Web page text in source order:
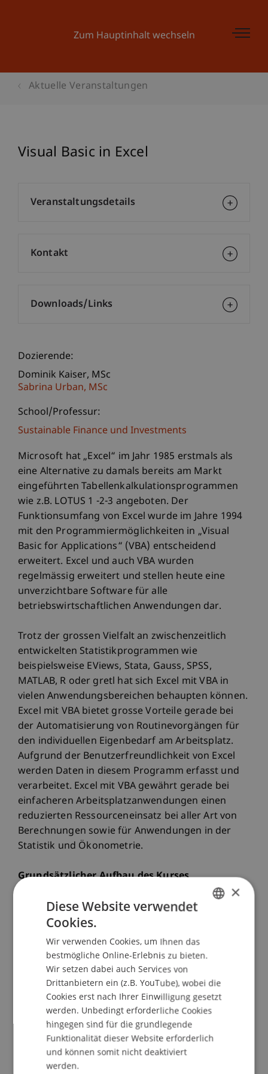
Zum Hauptinhalt wechseln
Aktuelle Veranstaltungen
Visual Basic in Excel
Dozierende:
Dominik Kaiser MSc
Sabrina Urban MSc
School/Professur:
Sustainable Finance und Investments
Microsoft hat „Excel“ im Jahr 1985 erstmals als
eine Alternative zu damals bereits am Markt
eingeführten Tabellenkalkulationsprogrammen
wie z.B. LOTUS 1 -2-3 angeboten. Der
Funktionsumfang von Excel wurde im Jahre 1994
mit den Programmiermöglichkeiten in „Visual
Basic for Applications“ (VBA) entscheidend
erweitert. Excel und auch VBA wurden
regelmässig erweitert und stellen heute eine
unverzichtbare Software für alle
betriebswirtschaftlichen Anwendungen dar.
Trotz der grossen Vielfalt an zwischenzeitlich
entwickelten Statistikprogrammen wie
beispielsweise EViews, Stata, Gauss, SPSS,
MATLAB, R oder gretl hat sich Excel mit VBA in
vielen Anwendungsbereichen behaupten können.
Excel mit VBA bietet grosse Vorteile gerade bei
der Automatisierung von Routinevorgängen für
den individuellen Eigenbedarf am Arbeitsplatz.
Aufgrund der Benutzerfreundlichkeit von Excel
werden Daten in diesem Programm erfasst und
verarbeitet. Excel mit VBA gewährt gerade bei
einfacheren Arbeitsplatzanwendungen einen
reduzierten Ressourceneinsatz bei aller Art von
Berechnungen sowie für Anwendungen in der
Statistik und Ökonometrie.
Grundsätzlicher Aufbau des Kurses
Die Zielsetzung dieses Kursangebotes besteht in
einer sehr praxisorientierten Vermittlung der
Programmiersprache VBA im
Tabellenkalkulationsprogramm Excel. Deshalb
werden zu Beginn die Grundlagen wie
beispielsweise die Definition von Variablen,
Schleifen und der Entwurf von
Nachrichtenfenstern besprochen und eingeübt.
Ausserdem wird auf die intuitive Nutzung und
Herleitung von VBA-Befehlen geachtet.
Aufgrund der Praxisnähe legt der Kurs einen
Veranstaltungsdetails
Kontakt
Downloads/Links
×
Diese Website verwendet
Cookies.
Wir verwenden Cookies, um Ihnen das
bestmögliche Online-Erlebnis zu bieten.
Wir setzen dabei auch Services von
Drittanbietern ein (z.B. YouTube), wobei die
Cookies erst nach Ihrer Einwilligung gesetzt
werden. Unbedingt erforderliche Cookies
hingegen sind für die grundlegende
Funktionalität dieser Website erforderlich
und können somit nicht deaktiviert
werden.